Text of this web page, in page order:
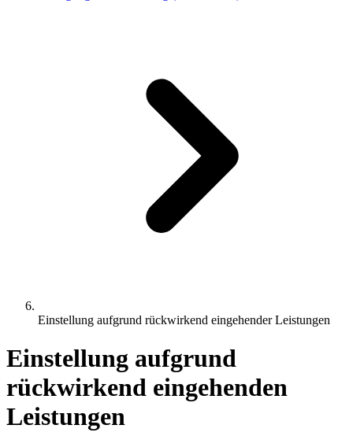
Einstellung aufgrund rückwirkend eingehender Leistungen
Einstellung aufgrund
rückwirkend eingehenden
Leistungen